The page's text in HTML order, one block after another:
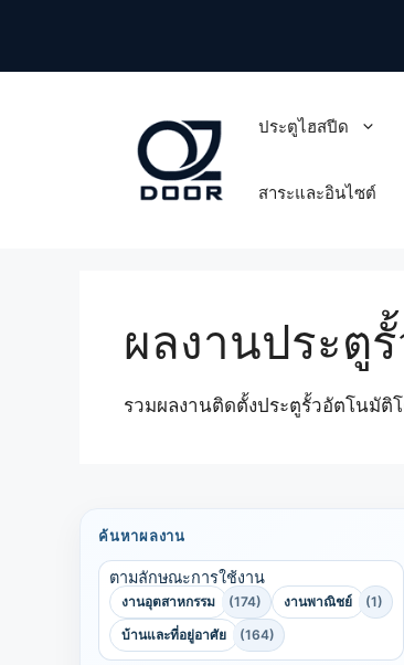
content
ประตูไฮสปีด
สาระและอินไซต์
ผลงานประตู
รวมผลงานติดตั้งประตูรั้วอัตโนมัติ
ค้นหาผลงาน
ตามลักษณะการใช้งาน
งานอุตสาหกรรม (174) งานพาณิชย์
(1)
บ้านและที่อยู่อาศัย
(164)